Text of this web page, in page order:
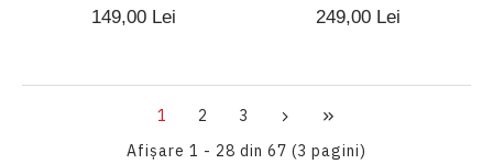
149,00 Lei 249,00 Lei
1 2
3
Afişare 1 - 28 din 67 (3 pagini)